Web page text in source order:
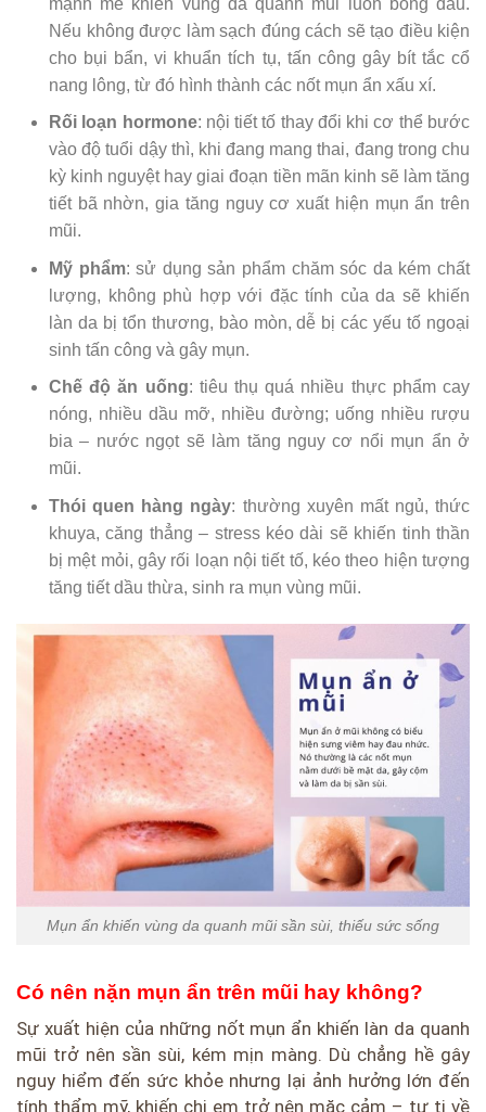
Nếu không được làm sạch đúng cách sẽ tạo điều kiện
cho bụi bẩn, vi khuẩn tích tụ, tấn công gây bít tắc cổ
nang lông, từ đó hình thành các nốt mụn ẩn xấu xí.
Rối loạn hormone: nội tiết tố thay đổi khi cơ thể bước
vào độ tuổi dậy thì, khi đang mang thai, đang trong chu
kỳ kinh nguyệt hay giai đoạn tiền mãn kinh sẽ làm tăng
tiết bã nhờn, gia tăng nguy cơ xuất hiện mụn ẩn trên
mũi.
Mỹ phẩm: sử dụng sản phẩm chăm sóc da kém chất
lượng, không phù hợp với đặc tính của da sẽ khiến
làn da bị tổn thương, bào mòn, dễ bị các yếu tố ngoại
sinh tấn công và gây mụn.
Chế độ ăn uống: tiêu thụ quá nhiều thực phẩm cay
nóng, nhiều dầu mỡ, nhiều đường; uống nhiều rượu
bia – nước ngọt sẽ làm tăng nguy cơ nổi mụn ẩn ở
mũi.
Thói quen hàng ngày: thường xuyên mất ngủ, thức
khuya, căng thẳng – stress kéo dài sẽ khiến tinh thần
bị mệt mỏi, gây rối loạn nội tiết tố, kéo theo hiện tượng
tăng tiết dầu thừa, sinh ra mụn vùng mũi.
Mụn ẩn khiến vùng da quanh mũi sần sùi, thiếu sức sống
Có nên nặn mụn ẩn trên mũi hay không?
Sự xuất hiện của những nốt mụn ẩn khiến làn da quanh
mũi trở nên sần sùi, kém mịn màng. Dù chẳng hề gây
nguy hiểm đến sức khỏe nhưng lại ảnh hưởng lớn đến
tính thẩm mỹ, khiến chị em trở nên mặc cảm – tự ti về